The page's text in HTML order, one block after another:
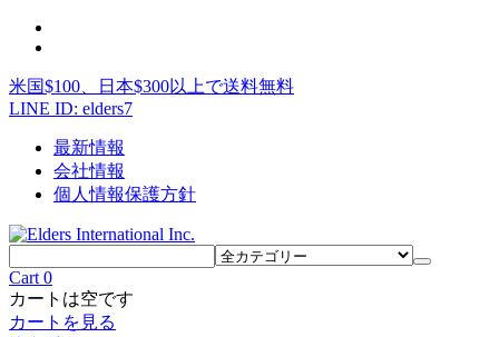
米国$100、日本$300以上で送料無料
LINE ID: elders7
最新情報
会社情報
個人情報保護方針
Cart 0
カートは空です
カートを見る